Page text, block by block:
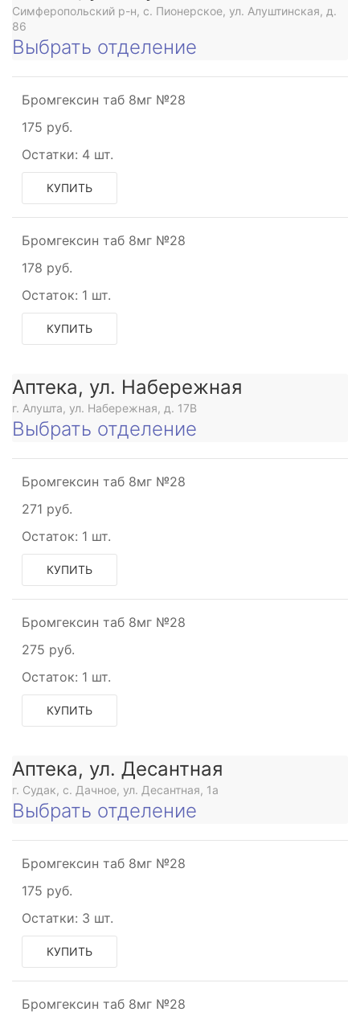
Симферопольский р-н, с. Пионерское, ул. Алуштинская, д.
86
Выбрать отделение
Бромгексин таб 8мг №28
175 руб.
Остатки: 4 шт.
КУПИТЬ
Бромгексин таб 8мг №28
178 руб.
Остаток: 1 шт.
КУПИТЬ
Аптека, ул. Набережная
г. Алушта, ул. Набережная, д. 17В
Выбрать отделение
Бромгексин таб 8мг №28
271 руб.
Остаток: 1 шт.
КУПИТЬ
Бромгексин таб 8мг №28
275 руб.
Остаток: 1 шт.
КУПИТЬ
Аптека, ул. Десантная
г. Судак, с. Дачное, ул. Десантная, 1а
Выбрать отделение
Бромгексин таб 8мг №28
175 руб.
Остатки: 3 шт.
КУПИТЬ
Бромгексин таб 8мг №28